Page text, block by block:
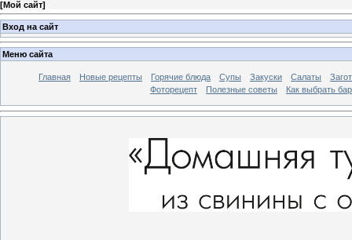
[Мой сайт]
Вход на сайт
Меню сайта
Главная Новые рецепты Горячие блюда Супы Закуски Салаты
Фоторецепт
Полезные советы Как выбрать